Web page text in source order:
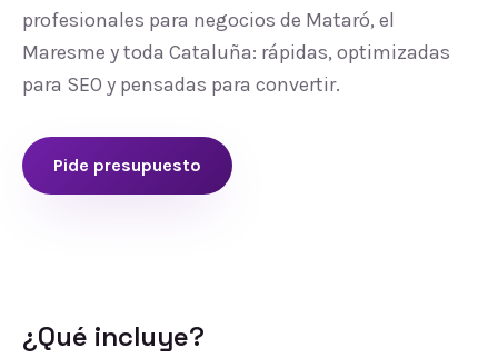
profesionales para negocios de Mataró, el
Maresme y toda Cataluña: rápidas, optimizadas
para SEO y pensadas para convertir.
Pide presupuesto
¿Qué incluye?